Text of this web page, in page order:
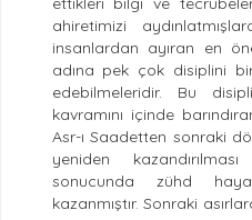
ahiretimizi
insanlardan ayıran en
adına pek çok disiplini
edebilmeleridir. Bu
kavramını içinde
Asr-ı Saadetten sonraki
yeniden
sonucunda zühd
kazanmıştır. Sonraki